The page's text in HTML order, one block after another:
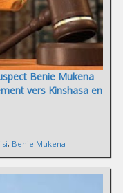
Benie Mukena
vers Kinshasa en
, Benie Mukena